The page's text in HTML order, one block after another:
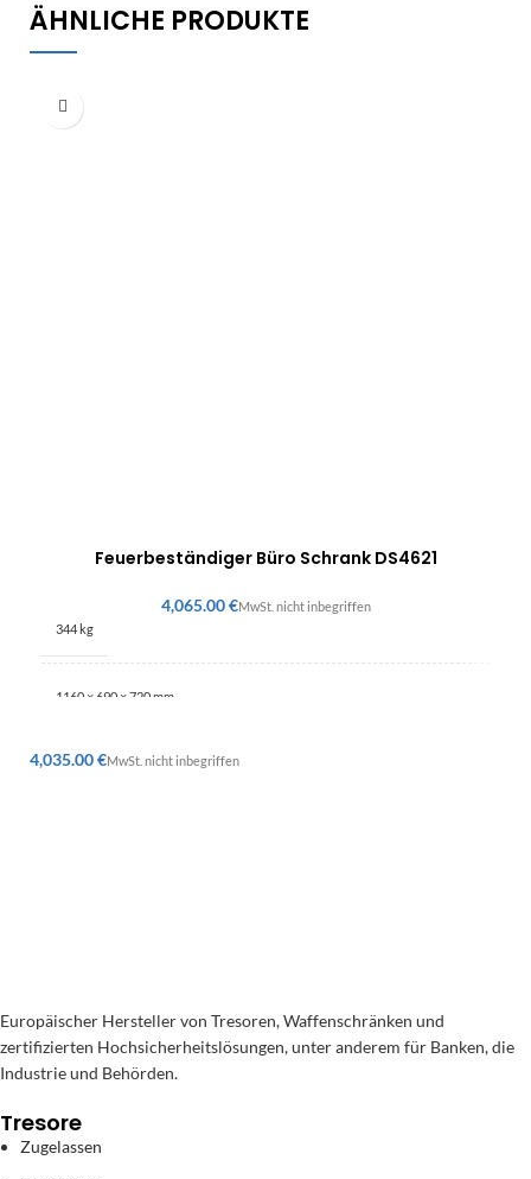
ÄHNLICHE PRODUKTE
Feuerbeständiger Büro Schrank DS4621
€
344 kg
1160 × 690 × 720 mm
€
Europäischer Hersteller von Tresoren, Waffenschränken und
zertifizierten Hochsicherheitslösungen, unter anderem für Banken, die
Industrie und Behörden.
Tresore
Zugelassen